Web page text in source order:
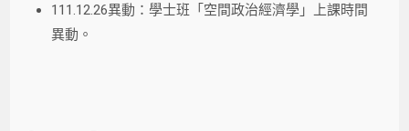
111.12.26異動：學士班「空間政治經濟學」上課時間
異動。